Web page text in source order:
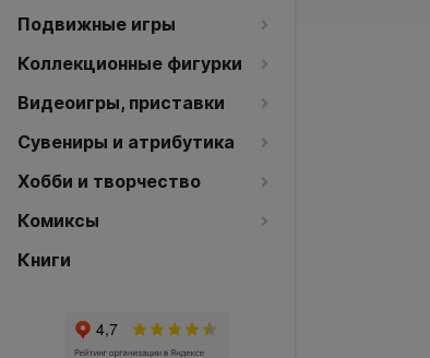
Подвижные игры
Коллекционные фигурки
Видеоигры, приставки
Сувениры и атрибутика
Хобби и творчество
Комиксы
Книги